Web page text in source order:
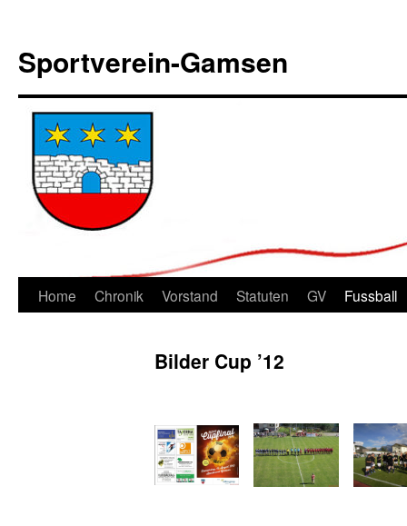
Sportverein-Gamsen
Springe
Home Chronik Vorstand Statuten GV Fussball
Bilder Cup ’12